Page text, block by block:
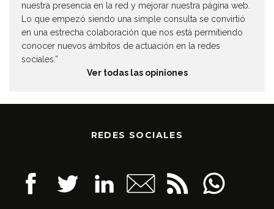
nuestra presencia en la red y mejorar nuestra página web.
Lo que empezó siendo una simple consulta se convirtió
en una estrecha colaboración que nos está permitiendo
conocer nuevos ámbitos de actuación en la redes
sociales.”
Ver todas las opiniones
REDES SOCIALES